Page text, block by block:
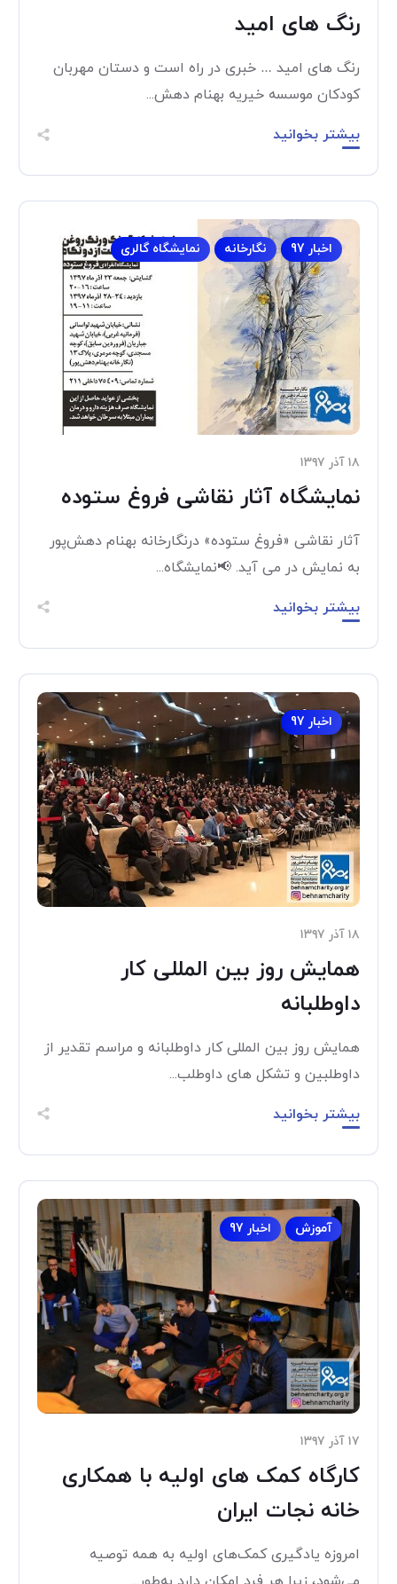
رنگ های امید
رنگ های امید … خبری در راه است و دستان مهربان
کودکان موسسه خیریه بهنام دهش...
بیشتر بخوانید
اخبار 97 نگارخانه نمایشگاه گالری
۱۸ آذر ۱۳۹۷
نمایشگاه آثار نقاشی فروغ ستوده
آثار نقاشی «فروغ ستوده» درنگارخانه بهنام دهش‌پور
به نمایش در می آید. 📢نمایشگاه...
بیشتر بخوانید
اخبار 97
۱۸ آذر ۱۳۹۷
همایش روز بین المللی کار
داوطلبانه
همایش روز بین المللی کار داوطلبانه و مراسم تقدیر از
داوطلبین و تشکل های داوطلب...
بیشتر بخوانید
آموزش اخبار 97
۱۷ آذر ۱۳۹۷
کارگاه کمک های اولیه با همکاری
خانه نجات ایران
امروزه یادگیری کمک‌های اولیه به همه توصیه